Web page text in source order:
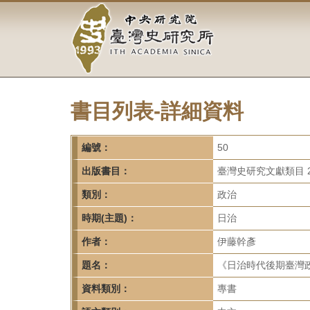
容
中
央
研
究
院-
臺
灣
史
研
究
所-
書目列表-詳細資料
編號： 50
出版書目： 臺灣史研究文獻類目
類別： 政治
時期(主題)： 日治
作者： 伊藤幹彥
題名： 《日治時代後期臺
資料類別： 專書